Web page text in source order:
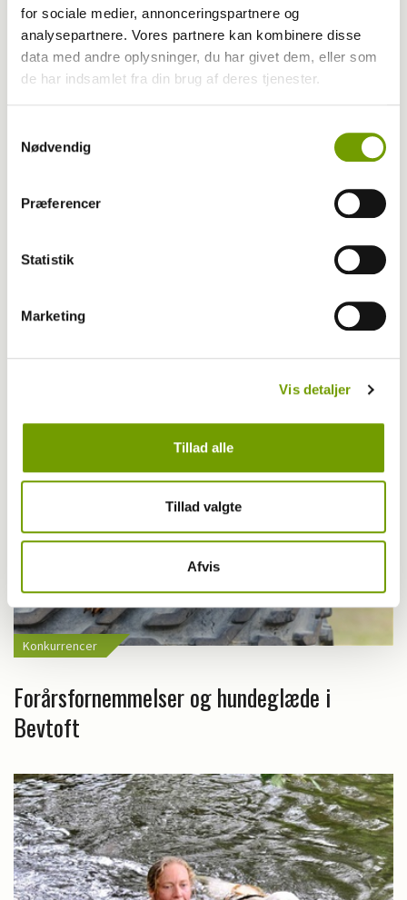
for sociale medier, annonceringspartnere og
analysepartnere. Vores partnere kan kombinere disse
data med andre oplysninger, du har givet dem, eller som
de har indsamlet fra din brug af deres tjenester.
Nødvendig
Præferencer
Statistik
Marketing
Vis detaljer
Tillad alle
Tillad valgte
Afvis
EDS: Speederen i bund i Store Ring
Konkurrencer
Forårsfornemmelser og hundeglæde i
Bevtoft